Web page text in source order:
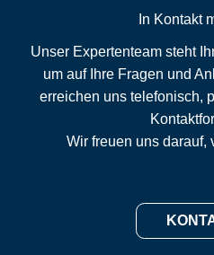
In Kontakt
Unser Expertenteam steht
um auf Ihre Fragen und
erreichen uns telefonisch,
Wir freuen uns darauf,